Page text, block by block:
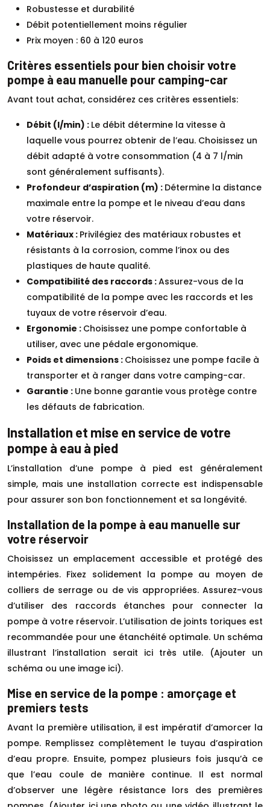
Robustesse et durabilité
Débit potentiellement moins régulier
Prix moyen : 60 à 120 euros
Critères essentiels pour bien choisir votre
pompe à eau manuelle pour camping-car
Avant tout achat, considérez ces critères essentiels:
Débit (l/min) : Le débit détermine la vitesse à
laquelle vous pourrez obtenir de l’eau. Choisissez un
débit adapté à votre consommation (4 à 7 l/min
sont généralement suffisants).
Profondeur d’aspiration (m) : Détermine la distance
maximale entre la pompe et le niveau d’eau dans
votre réservoir.
Matériaux : Privilégiez des matériaux robustes et
résistants à la corrosion, comme l’inox ou des
plastiques de haute qualité.
Compatibilité des raccords :Assurez-vous de la
compatibilité de la pompe avec les raccords et les
tuyaux de votre réservoir d’eau.
Ergonomie : Choisissez une pompe confortable à
utiliser, avec une pédale ergonomique.
Poids et dimensions : Choisissez une pompe facile à
transporter et à ranger dans votre camping-car.
Garantie : Une bonne garantie vous protège contre
les défauts de fabrication.
Installation et mise en service de votre
pompe à eau à pied
L’installation d’une pompe à pied est généralement
simple, mais une installation correcte est indispensable
pour assurer son bon fonctionnement et sa longévité.
Installation de la pompe à eau manuelle sur
votre réservoir
Choisissez un emplacement accessible et protégé des
intempéries. Fixez solidement la pompe au moyen de
colliers de serrage ou de vis appropriées. Assurez-vous
d’utiliser des raccords étanches pour connecter la
pompe à votre réservoir. L’utilisation de joints toriques est
recommandée pour une étanchéité optimale. Un schéma
illustrant l’installation serait ici très utile. (Ajouter un
schéma ou une image ici).
Mise en service de la pompe : amorçage et
premiers tests
Avant la première utilisation, il est impératif d’amorcer la
pompe. Remplissez complètement le tuyau d’aspiration
d’eau propre. Ensuite, pompez plusieurs fois jusqu’à ce
que l’eau coule de manière continue. Il est normal
d’observer une légère résistance lors des premières